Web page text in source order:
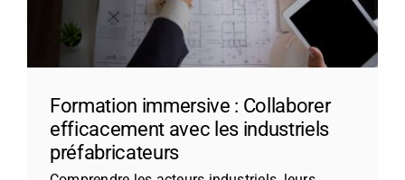
Formation immersive : Collaborer
efficacement avec les industriels
préfabricateurs